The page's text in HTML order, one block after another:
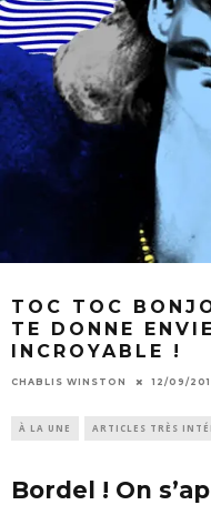
TOC TOC
TE DONNE
INCROYABLE !
CHABLIS WINSTON 12/09/
À LA UNE ARTICLES TRÈS
Bordel ! On